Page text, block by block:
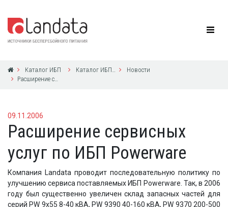
Каталог ИБП Каталог ИБП Eaton Powerware
Новости
Расширение сервисных услуг по ИБП Powerware
09.11.2006
Расширение сервисных
услуг по ИБП Powerware
Компания Landata проводит последовательную политику по
улучшению сервиса поставляемых ИБП Powerware. Так, в 2006
году был существенно увеличен склад запасных частей для
серий PW 9x55 8-40 кВА, PW 9390 40-160 кВА, PW 9370 200-500